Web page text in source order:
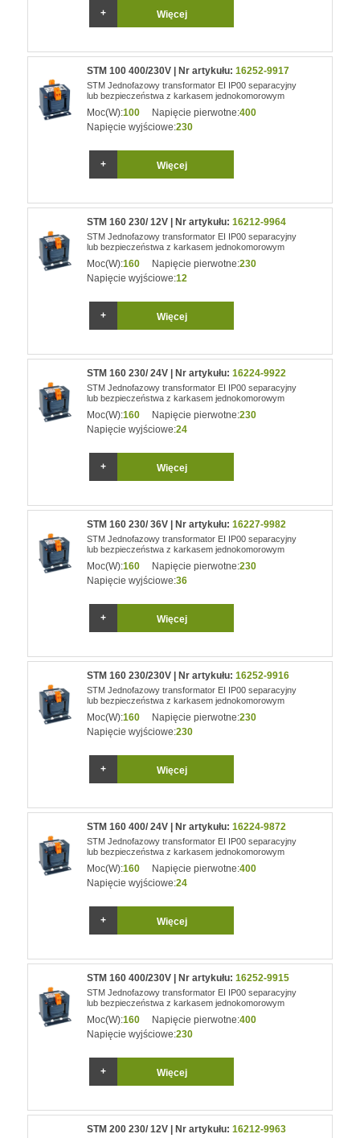
Więcej
STM 100 400/230V | Nr artykułu:16252-9917
STM Jednofazowy transformator EI IP00 separacyjny
lub bezpieczeństwa z karkasem jednokomorowym
Moc(W):100 Napięcie pierwotne:400
Napięcie wyjściowe:230
Więcej
STM 160 230/ 12V | Nr artykułu:16212-9964
STM Jednofazowy transformator EI IP00 separacyjny
lub bezpieczeństwa z karkasem jednokomorowym
Moc(W):160 Napięcie pierwotne:230
Napięcie wyjściowe:12
Więcej
STM 160 230/ 24V | Nr artykułu:16224-9922
STM Jednofazowy transformator EI IP00 separacyjny
lub bezpieczeństwa z karkasem jednokomorowym
Moc(W):160 Napięcie pierwotne:230
Napięcie wyjściowe:24
Więcej
STM 160 230/ 36V | Nr artykułu:16227-9982
STM Jednofazowy transformator EI IP00 separacyjny
lub bezpieczeństwa z karkasem jednokomorowym
Moc(W):160 Napięcie pierwotne:230
Napięcie wyjściowe:36
Więcej
STM 160 230/230V | Nr artykułu:16252-9916
STM Jednofazowy transformator EI IP00 separacyjny
lub bezpieczeństwa z karkasem jednokomorowym
Moc(W):160 Napięcie pierwotne:230
Napięcie wyjściowe:230
Więcej
STM 160 400/ 24V | Nr artykułu:16224-9872
STM Jednofazowy transformator EI IP00 separacyjny
lub bezpieczeństwa z karkasem jednokomorowym
Moc(W):160 Napięcie pierwotne:400
Napięcie wyjściowe:24
Więcej
STM 160 400/230V | Nr artykułu:16252-9915
STM Jednofazowy transformator EI IP00 separacyjny
lub bezpieczeństwa z karkasem jednokomorowym
Moc(W):160 Napięcie pierwotne:400
Napięcie wyjściowe:230
Więcej
STM 200 230/ 12V | Nr artykułu:16212-9963